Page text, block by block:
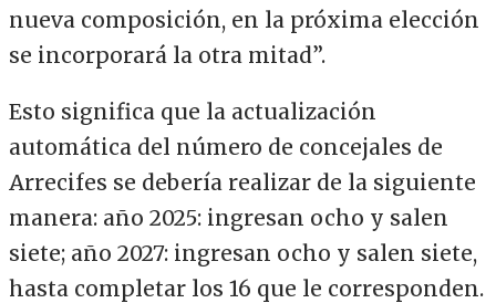
nueva composición, en la próxima elección
se incorporará la otra mitad”.
Esto significa que la actualización
automática del número de concejales de
Arrecifes se debería realizar de la siguiente
manera: año 2025: ingresan ocho y salen
siete; año 2027: ingresan ocho y salen siete,
hasta completar los 16 que le corresponden.